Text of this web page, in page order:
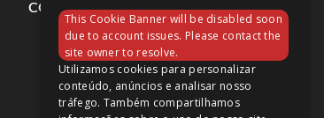
CORE RACE CARBON 1.5 2023
5 999,90 €
This Cookie Banner will be disabled soon
due to account issues. Please contact the
site owner to resolve.
Utilizamos cookies para personalizar
conteúdo, anúncios e analisar nosso
tráfego. Também compartilhamos